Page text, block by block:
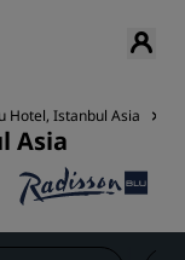
Hotel, Istanbul Asia
Asia